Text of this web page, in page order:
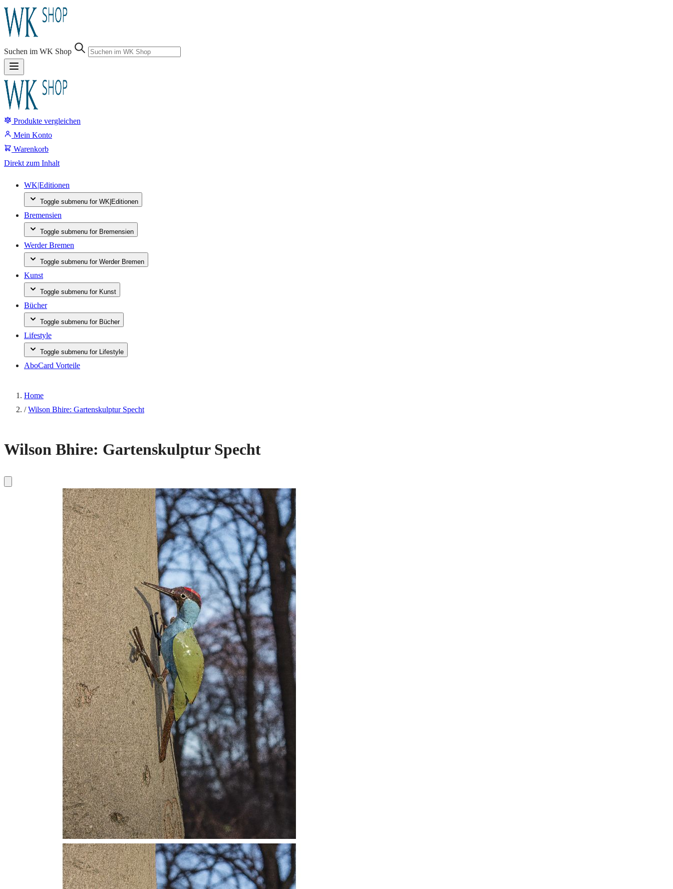
Suchen im WK Shop
Produkte vergleichen
Suche
Mein Konto
Warenkorb
Direkt zum Inhalt
WK|Editionen
Toggle submenu for WK|Editionen
Bremensien
Toggle submenu for Bremensien
Werder Bremen
Toggle submenu for Werder Bremen
Kunst
Toggle submenu for Kunst
Bücher
Toggle submenu for Bücher
Lifestyle
Toggle submenu for Lifestyle
AboCard Vorteile
Home
/ Wilson Bhire: Gartenskulptur Specht
Wilson Bhire: Gartenskulptur Specht